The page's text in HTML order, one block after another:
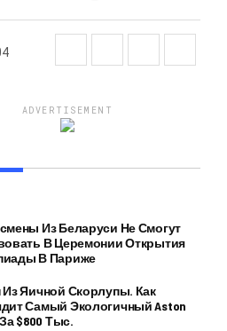
ADVERTISEMENT
Из Беларуси Не Смогут
В Церемонии Открытия
В Париже
Яичной Скорлупы. Как
Самый Экологичный Aston
$800 Тыс.